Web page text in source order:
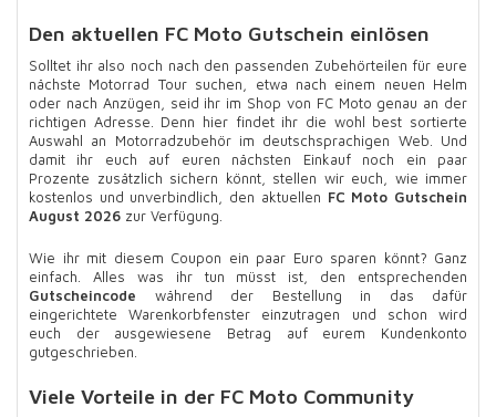
Den aktuellen FC Moto Gutschein einlösen
Solltet ihr also noch nach den passenden Zubehörteilen für eure
nächste Motorrad Tour suchen, etwa nach einem neuen Helm
oder nach Anzügen, seid ihr im Shop von FC Moto genau an der
richtigen Adresse. Denn hier findet ihr die wohl best sortierte
Auswahl an Motorradzubehör im deutschsprachigen Web. Und
damit ihr euch auf euren nächsten Einkauf noch ein paar
Prozente zusätzlich sichern könnt, stellen wir euch, wie immer
kostenlos und unverbindlich, den aktuellen FC Moto Gutschein
August 2026 zur Verfügung.
Wie ihr mit diesem Coupon ein paar Euro sparen könnt? Ganz
einfach. Alles was ihr tun müsst ist, den entsprechenden
Gutscheincode während der Bestellung in das dafür
eingerichtete Warenkorbfenster einzutragen und schon wird
euch der ausgewiesene Betrag auf eurem Kundenkonto
gutgeschrieben.
Viele Vorteile in der FC Moto Community